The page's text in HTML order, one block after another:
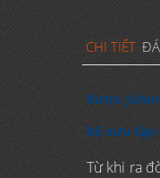
CHI TIẾT
Rượu
bộ sưu tập
Từ khi ra